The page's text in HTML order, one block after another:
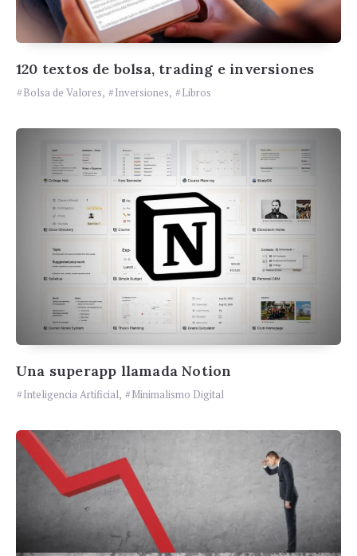
120 textos de bolsa, trading e inversiones
Bolsa de Valores, Inversiones, Libros
Una superapp llamada Notion
Inteligencia Artificial, Minimalismo Digital